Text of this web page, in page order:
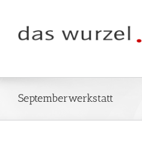
springen
Septemberwerkstatt